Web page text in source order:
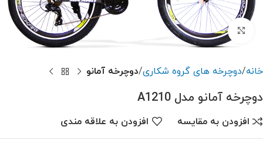
بزرگنمایی تصویر
خانه دوچرخه های گروه شکاری دوچرخه آمانو
دوچرخه آمانو مدل A1210
افزودن به مقایسه افزودن به علاقه مندی